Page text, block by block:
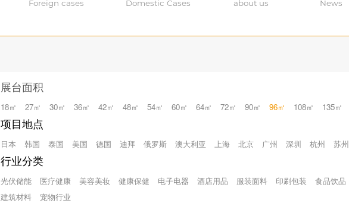
Foreign cases Domestic Cases about us News
展台面积
18㎡ 27㎡ 30㎡ 36㎡ 42㎡ 48㎡ 54㎡ 60㎡ 64㎡ 72㎡ 90㎡ 96㎡ 108㎡ 135㎡
项目地点
日本 韩国 泰国 美国 德国 迪拜 俄罗斯 澳大利亚 上海 北京 广州 深圳 杭州 苏州
行业分类
光伏储能 医疗健康 美容美妆 健康保健 电子电器 酒店用品 服装面料 印刷包装 食品饮品
建筑材料
宠物行业